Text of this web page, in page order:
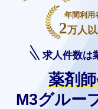
求人件数は
薬剤
M3グルー
年間利用
2万人